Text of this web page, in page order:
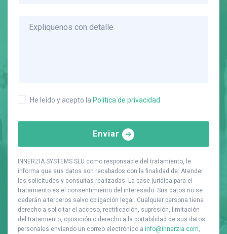
He leído y acepto la Política de privacidad
Enviar
INNERZIA SYSTEMS SLU como responsable del tratamiento, le
informa que sus datos son recabados con la finalidad de: Atender
las solicitudes y consultas realizadas. La base jurídica para el
tratamiento es el consentimiento del interesado. Sus datos no se
cederán a terceros salvo obligación legal. Cualquier persona tiene
derecho a solicitar el acceso, rectificación, supresión, limitación
del tratamiento, oposición o derecho a la portabilidad de sus datos
personales enviando un correo electrónico a info@innerzia.com